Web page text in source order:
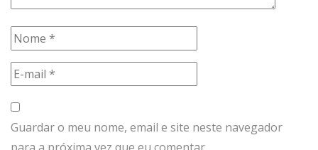
Guardar o meu nome, email e site neste navegador